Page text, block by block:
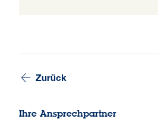
Zurück
Ihre Ansprechpartner